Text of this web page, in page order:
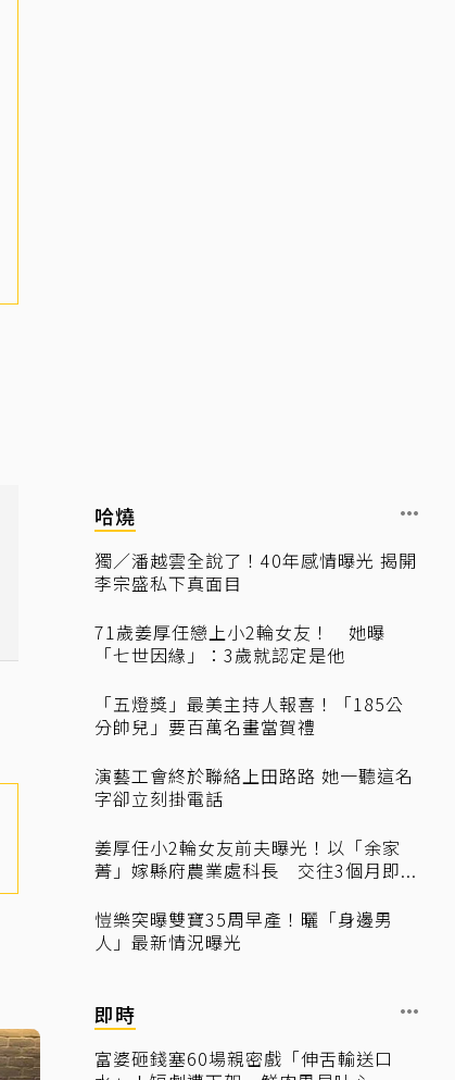
哈燒
獨／潘越雲全說了！40年感情曝光 揭開
李宗盛私下真面目
71歲姜厚任戀上小2輪女友！ 她曝
「七世因緣」：3歲就認定是他
「五燈獎」最美主持人報喜！「185公
分帥兒」要百萬名畫當賀禮
演藝工會終於聯絡上田路路 她一聽這名
字卻立刻掛電話
姜厚任小2輪女友前夫曝光！以「余家
菁」嫁縣府農業處科長 交往3個月即...
愷樂突曝雙寶35周早產！曬「身邊男
人」最新情況曝光
即時
富婆砸錢塞60場親密戲「伸舌輸送口